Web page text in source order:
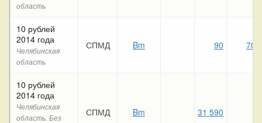
область
10 рублей
2014 года
Челябинская
область
СПМД Bm 90 70
10 рублей
2014 года
Челябинская
область. Без
СПМД Bm 31 590